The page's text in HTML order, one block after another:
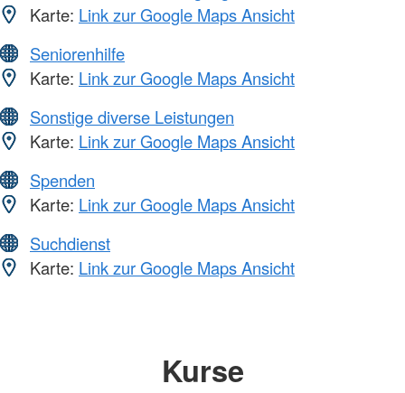
Karte: Link zur Google Maps Ansicht
Seniorenhilfe
Karte: Link zur Google Maps Ansicht
Sonstige diverse Leistungen
Karte: Link zur Google Maps Ansicht
Spenden
Karte: Link zur Google Maps Ansicht
Suchdienst
Karte: Link zur Google Maps Ansicht
Kurse